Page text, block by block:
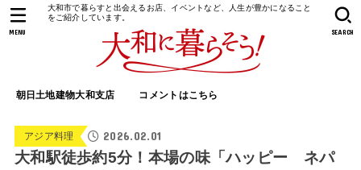
大和市で暮らすと出会えるお店、イベントなど、人生が豊かになること
をご紹介しています。
朝日土地建物大和支店 コメントはこちら
SEARCH
MENU
アジア料理 2026.02.01
大和駅徒歩約5分！本場の味「ハッピー ネパ